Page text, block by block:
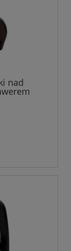
nad